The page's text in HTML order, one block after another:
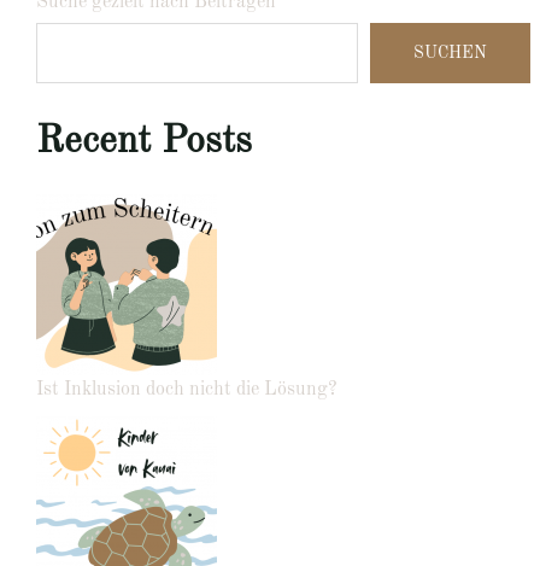
SUCHEN
Recent Posts
Ist Inklusion doch nicht die Lösung?